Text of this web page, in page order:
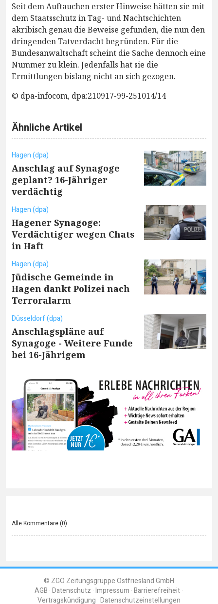
Seit dem Auftauchen erster Hinweise hätten sie mit
dem Staatsschutz in Tag- und Nachtschichten
akribisch genau die Beweise gefunden, die nun den
dringenden Tatverdacht begründen. Für die
Bundesanwaltschaft scheint die Sache dennoch eine
Nummer zu klein. Jedenfalls hat sie die
Ermittlungen bislang nicht an sich gezogen.
© dpa-infocom, dpa:210917-99-251014/14
Ähnliche Artikel
Hagen (dpa)
Anschlag auf Synagoge
geplant? 16-Jähriger
verdächtig
Hagen (dpa)
Hagener Synagoge:
Verdächtiger wegen Chats
in Haft
Hagen (dpa)
Jüdische Gemeinde in
Hagen dankt Polizei nach
Terroralarm
Düsseldorf (dpa)
Anschlagspläne auf
Synagoge - Weitere Funde
bei 16-Jährigem
Alle Kommentare (0)
© ZGO Zeitungsgruppe Ostfriesland GmbH
AGB Datenschutz Impressum Barrierefreiheit
Vertragskündigung Datenschutzeinstellungen